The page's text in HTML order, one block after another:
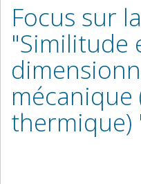
Focus sur
"Similitude
mécanique
thermique)